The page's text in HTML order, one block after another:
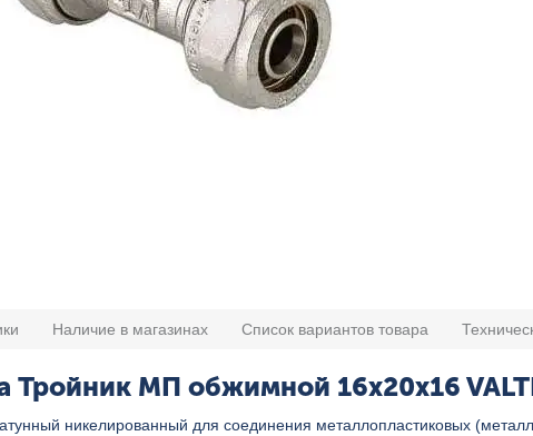
Наличие в магазинах Список вариантов товара
Тройник МП обжимной 16x20x16
никелированный для соединения металлопластиковых